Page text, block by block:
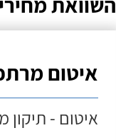
איטום
איטום -